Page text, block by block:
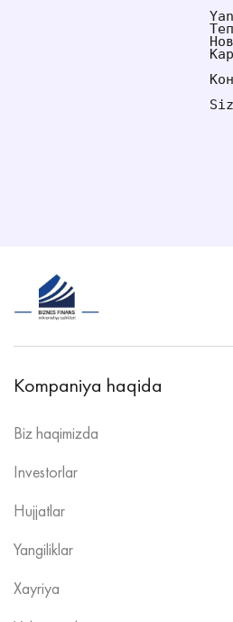
Kompaniya haqida
Biz haqimizda
Investorlar
Hujjatlar
Yangiliklar
Xayriya